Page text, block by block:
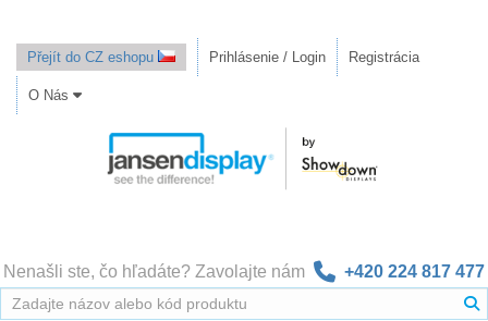
Přejít do CZ eshopu Prihlásenie / Login Registrácia
O Nás
Nenašli ste, čo hľadáte? Zavolajte nám +420 224 817 477